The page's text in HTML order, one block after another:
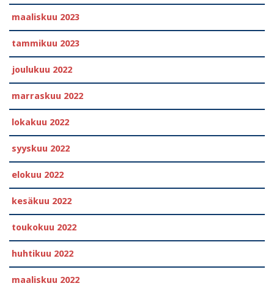
maaliskuu 2023
tammikuu 2023
joulukuu 2022
marraskuu 2022
lokakuu 2022
syyskuu 2022
elokuu 2022
kesäkuu 2022
toukokuu 2022
huhtikuu 2022
maaliskuu 2022